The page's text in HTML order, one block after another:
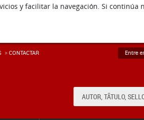
y facilitar la navegación. Si continúa
Entre
CONTACTAR